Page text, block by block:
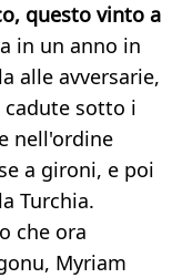
questo vinto a
in un anno in
alle avversarie,
cadute sotto i
nell'ordine
a gironi, e poi
Turchia.
che ora
Myriam